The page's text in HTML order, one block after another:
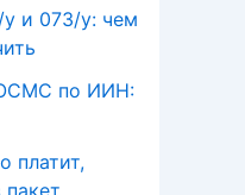
и 073/у: чем
ОСМС по ИИН:
платит,